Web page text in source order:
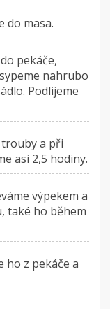
do masa.
pekáče,
nahrubo
Podlijeme
a při
asi 2,5 hodiny.
výpekem a
také ho během
ho z pekáče a